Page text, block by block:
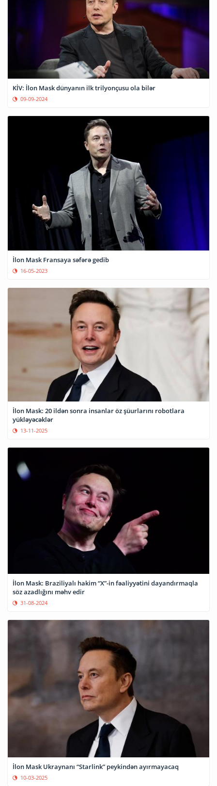
KİV: İlon Mask dünyanın ilk trilyonçusu ola bilər
09-09-2024
İlon Mask Fransaya səfərə gedib
16-05-2023
İlon Mask: 20 ildən sonra insanlar öz şüurlarını robotlara
yükləyəcəklər
13-11-2025
İlon Mask: Braziliyalı hakim “X”-in fəaliyyətini dayandırmaqla
söz azadlığını məhv edir
31-08-2024
İlon Mask Ukraynanı “Starlink” peykindən ayırmayacaq
10-03-2025